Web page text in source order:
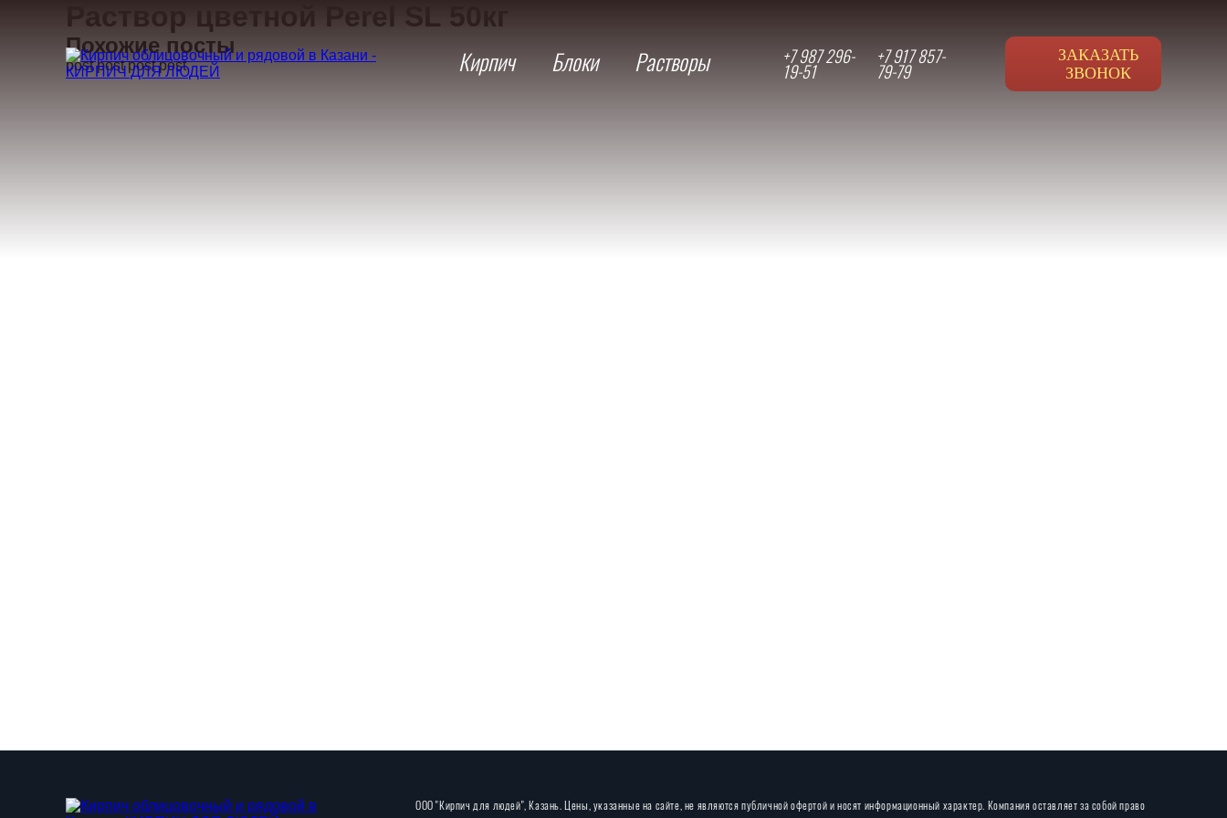
Кирпич Блоки Растворы +7 987 296-
19-51
+7 917 857-
79-79
ЗАКАЗАТЬ
ЗВОНОК
Раствор цветной Perel SL 50кг
Похожие посты
post post post post
ООО "Кирпич для людей", Казань. Цены, указанные на сайте, не являются публичной офертой и носят информационный характер. Компания оставляет за собой право